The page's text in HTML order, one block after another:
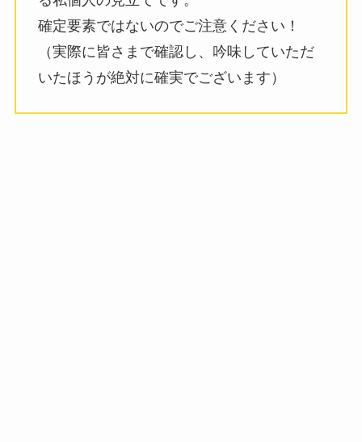
確定要素ではないのでご注意ください！
（実際に皆さまで確認し、吟味していただ
いたほうが絶対に確実でございます）